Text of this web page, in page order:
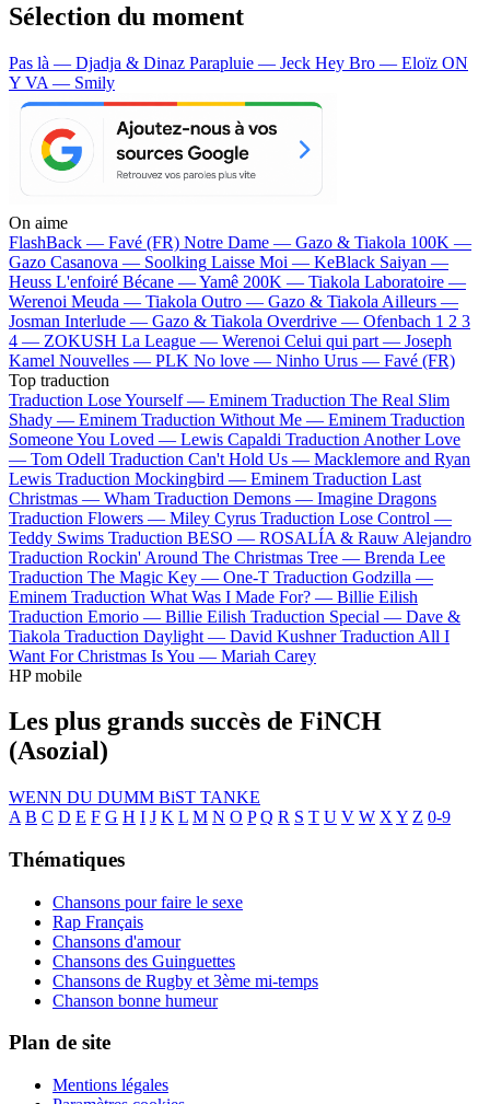
Sélection du moment
Pas là — Djadja & Dinaz Parapluie — Jeck Hey Bro — Eloïz ON
Y VA — Smily
On aime
FlashBack — Favé (FR) Notre Dame — Gazo & Tiakola 100K —
Gazo Casanova — Soolking Laisse Moi — KeBlack Saiyan —
Heuss L'enfoiré Bécane —Yamê 200K — Tiakola Laboratoire —
Werenoi Meuda — Tiakola Outro — Gazo & Tiakola Ailleurs —
Josman Interlude — Gazo & Tiakola Overdrive — Ofenbach 1 2 3
4 — ZOKUSH La League — Werenoi Celui qui part — Joseph
Kamel Nouvelles — PLK No love — Ninho Urus — Favé (FR)
Top traduction
Traduction Lose Yourself — Eminem Traduction The Real Slim
Shady — Eminem Traduction Without Me — Eminem Traduction
Someone You Loved — Lewis Capaldi Traduction Another Love
— Tom Odell Traduction Can't Hold Us — Macklemore and Ryan
Lewis Traduction Mockingbird — Eminem Traduction Last
Christmas — Wham Traduction Demons — Imagine Dragons
Traduction Flowers — Miley Cyrus Traduction Lose Control —
Teddy Swims Traduction BESO — ROSALÍA & Rauw Alejandro
Traduction Rockin' Around The Christmas Tree — Brenda Lee
Traduction The Magic Key — One-T Traduction Godzilla —
Eminem Traduction What Was I Made For? — Billie Eilish
Traduction Emorio — Billie Eilish Traduction Special — Dave &
Tiakola Traduction Daylight — David Kushner Traduction All I
Want For Christmas Is You — Mariah Carey
HP mobile
Les plus grands succès de FiNCH
(Asozial)
WENN DU DUMM BiST TANKE
A B C D E F G H I J K L M N O P Q R S T U V W X Y Z 0-9
Thématiques
Chansons pour faire le sexe
Rap Français
Chansons d'amour
Chansons des Guinguettes
Chansons de Rugby et 3ème mi-temps
Chanson bonne humeur
Plan de site
Mentions légales